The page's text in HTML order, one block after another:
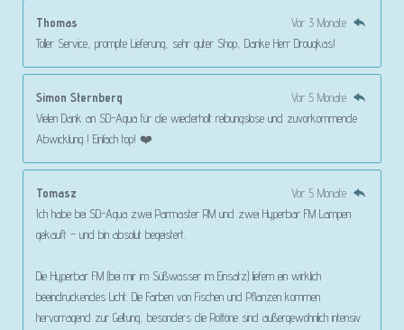
Thomas
Vor 3 Monate
Toller Service, prompte Lieferung, sehr guter Shop, Danke Herr Drougkas!
Simon Sternberg
Vor 5 Monate
Vielen Dank an SD-Aqua für die wiederholt reibungslose und zuvorkommende
Abwicklung ! Einfach top! ❤️
Tomasz
Vor 5 Monate
Ich habe bei SD-Aqua zwei Parmaster RM und zwei Hyperbar FM Lampen
gekauft – und bin absolut begeistert.
Die Hyperbar FM (bei mir im Süßwasser im Einsatz) liefern ein wirklich
beeindruckendes Licht. Die Farben von Fischen und Pflanzen kommen
hervorragend zur Geltung, besonders die Rottöne sind außergewöhnlich intensiv